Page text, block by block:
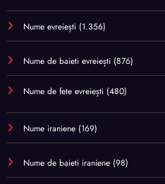
Nume evreiești (1.356)
Nume de baieti evreiești (876)
Nume de fete evreiești (480)
Nume iraniene (169)
Nume de baieti iraniene (98)